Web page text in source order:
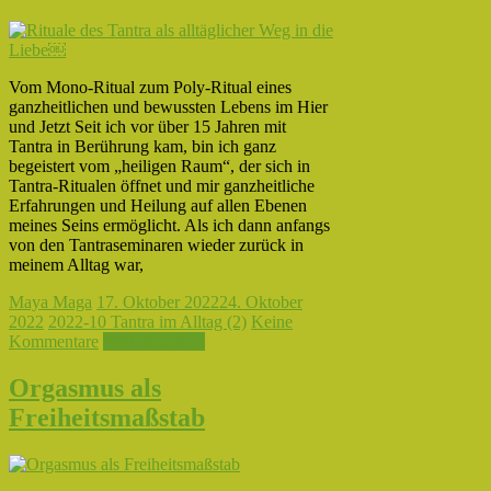
Vom Mono-Ritual zum Poly-Ritual eines
ganzheitlichen und bewussten Lebens im Hier
und Jetzt Seit ich vor über 15 Jahren mit
Tantra in Berührung kam, bin ich ganz
begeistert vom „heiligen Raum“, der sich in
Tantra-Ritualen öffnet und mir ganzheitliche
Erfahrungen und Heilung auf allen Ebenen
meines Seins ermöglicht. Als ich dann anfangs
von den Tantraseminaren wieder zurück in
meinem Alltag war,
Maya Maga 17. Oktober 202224. Oktober
2022 2022-10 Tantra im Alltag (2) Keine
Kommentare
Orgasmus als
Freiheitsmaßstab